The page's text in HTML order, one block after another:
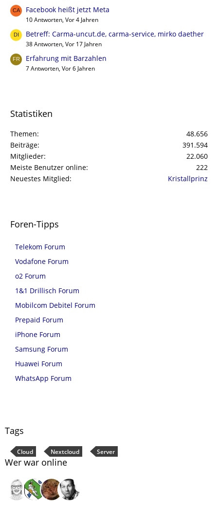
Facebook heißt jetzt Meta
10 Antworten, Vor 4 Jahren
Betreff: Carma-uncut.de, carma-service, mirko daether
38 Antworten, Vor 17 Jahren
Erfahrung mit Barzahlen
7 Antworten, Vor 6 Jahren
Statistiken
Themen
48.656
Beiträge
391.594
Mitglieder
22.060
Meiste Benutzer online
222
Neuestes Mitglied
Kristallprinz
Foren-Tipps
Telekom Forum
Vodafone Forum
o2 Forum
1&1 Drillisch Forum
Mobilcom Debitel Forum
Prepaid Forum
iPhone Forum
Samsung Forum
Huawei Forum
WhatsApp Forum
Tags
Cloud Nextcloud Server
Wer war online